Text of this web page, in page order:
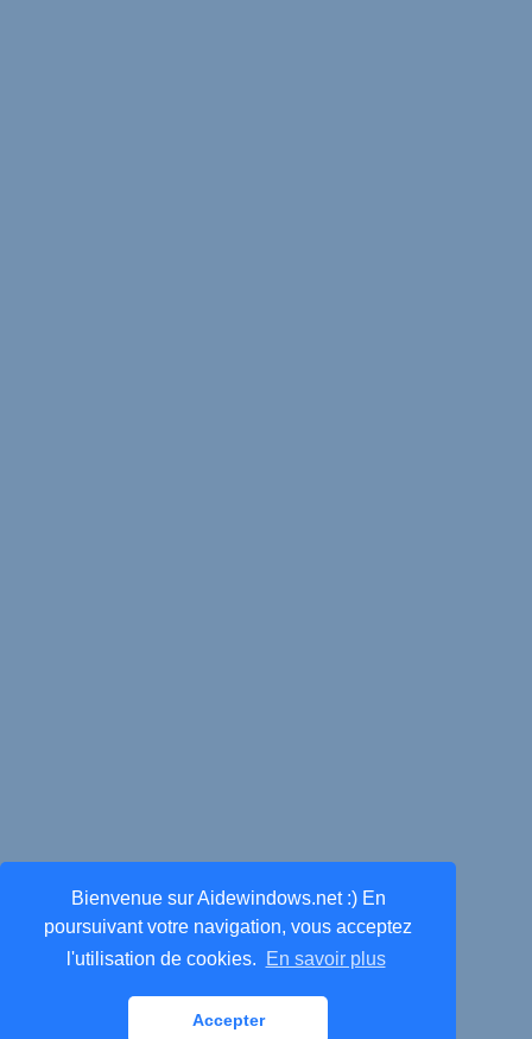
Bienvenue sur Aidewindows.net :) En
poursuivant votre navigation, vous acceptez
l'utilisation de cookies.
En savoir plus
Accepter